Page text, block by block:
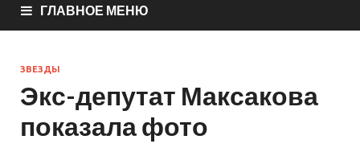
ГЛАВНОЕ МЕНЮ
ЗВЕЗДЫ
Экс-депутат Максакова
показала фото